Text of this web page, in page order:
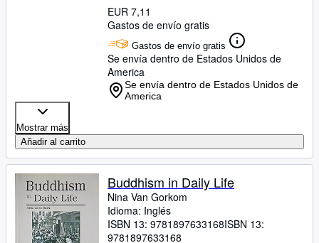
EUR 7,11
Gastos de envío gratis
Gastos de envío gratis
Se envía dentro de Estados Unidos de
America
Se envía dentro de Estados Unidos de
America
Mostrar más
Añadir al carrito
Buddhism in Daily Life
Nina Van Gorkom
Idioma: Inglés
ISBN 13: 9781897633168ISBN 13:
9781897633168